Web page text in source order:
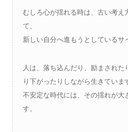
むしろ心が揺れる時は、古い考え
て、
新しい自分へ進もうとしているサ
人は、落ち込んだり、励まされた
り下がったりしながら生きていま
不安定な時代には、その揺れが大
す。